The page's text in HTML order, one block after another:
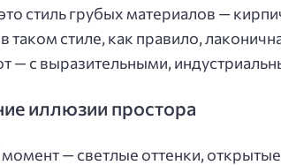
стиль грубых материалов —
таком стиле, как правило,
— с выразительными,
иллюзии простора
— светлые оттенки,